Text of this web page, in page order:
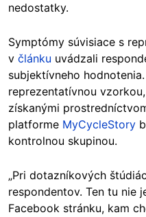
nedostatky.
Symptómy súvisiace s
v článku uvádzali
subjektívneho
reprezentatívnou
získanými
platforme MyCycleStory
kontrolnou skupinou.
„Pri dotazníkových
respondentov. Ten tu nie
Facebook stránku, kam